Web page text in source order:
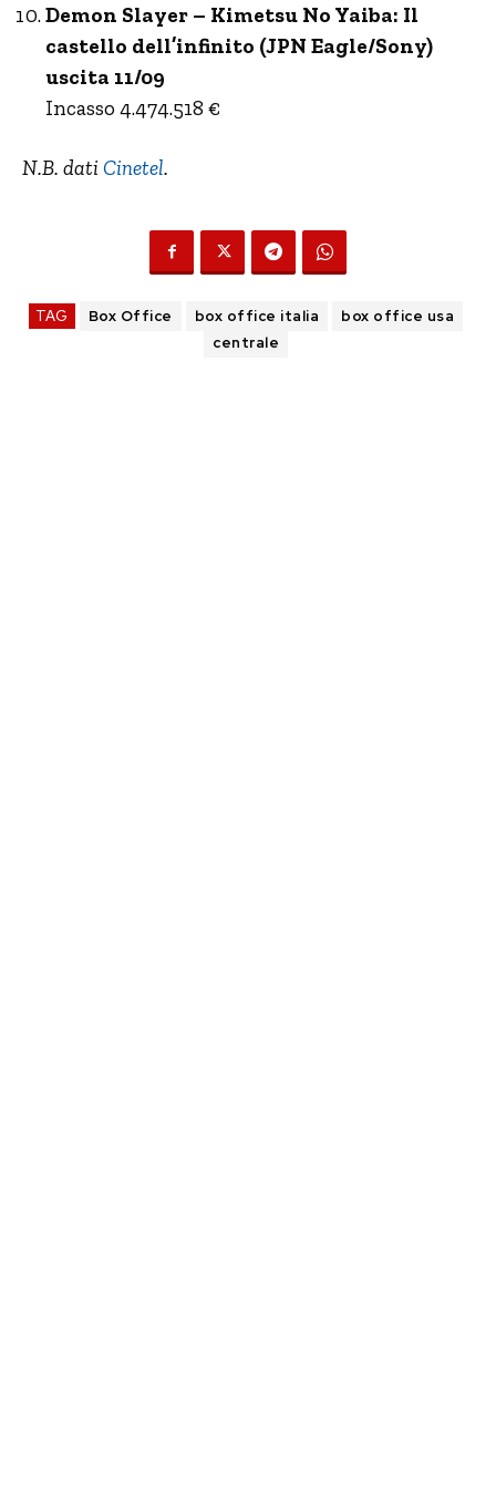
Demon Slayer – Kimetsu No Yaiba: Il
castello dell’infinito (JPN Eagle/Sony)
uscita 11/09
Incasso 4.474.518 €
N.B. dati Cinetel.
TAG Box Office box office italia
box office usa
centrale